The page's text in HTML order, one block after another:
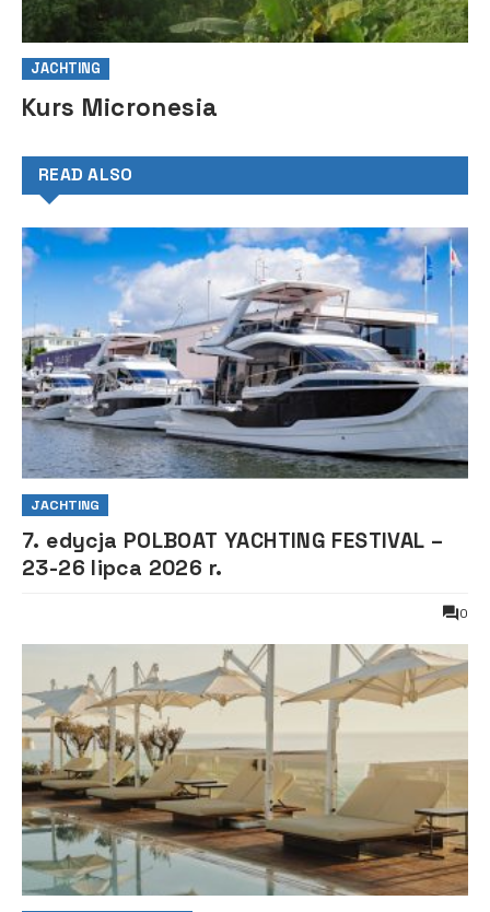
JACHTING
Kurs Micronesia
READ ALSO
JACHTING
7. edycja POLBOAT YACHTING FESTIVAL –
23-26 lipca 2026 r.
0